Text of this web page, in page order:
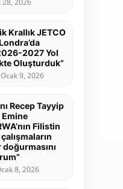
28, 2026
Krallık JETCO
2027 Yol
Oluşturduk”
Ocak 9, 2026
Recep Tayyip
Emine
Filistin
doğurmasını
8, 2026